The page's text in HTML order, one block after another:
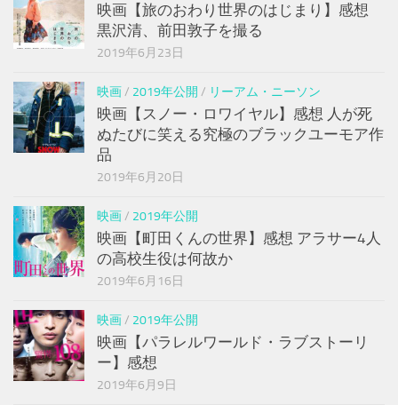
映画【旅のおわり世界のはじまり】感想
黒沢清、前田敦子を撮る
2019年6月23日
映画/ 2019年公開 / リーアム・ニーソン
映画【スノー・ロワイヤル】感想 人が死
ぬたびに笑える究極のブラックユーモア作
品
2019年6月20日
映画/ 2019年公開
映画【町田くんの世界】感想 アラサー4人
の高校生役は何故か
2019年6月16日
映画/ 2019年公開
映画【パラレルワールド・ラブストーリ
ー】感想
2019年6月9日